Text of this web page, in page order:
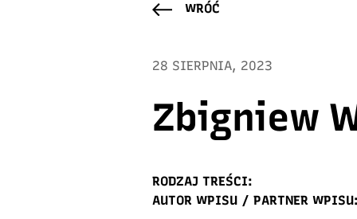
WRÓĆ
28 SIERPNIA, 2023
Zbigniew
RODZAJ TREŚCI:
AUTOR WPISU / PARTNER WPISU: